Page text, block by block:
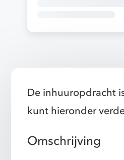
De inhuuropdracht
kunt hieronder
Omschrijving